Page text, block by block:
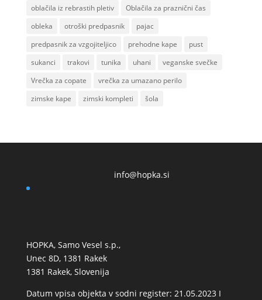
oblačila iz rebrastih pletiv
Oblačila za praznični čas
obleka
otroški predpasnik
pajac
predpasnik za vzgojiteljico
prehodne kape
pust
sukanci
trakovi tunika uhani
veganske svečke
Vrečka za copate
vrečka za umazano perilo
zimske kape
zimski kompleti šola
HOPKA, Samo Vesel s.p.,
Unec 8D, 1381 Rakek
1381 Rakek, Slovenija
Datum vpisa objekta v sodni register: 21.05.2023 I
info@hopka.si